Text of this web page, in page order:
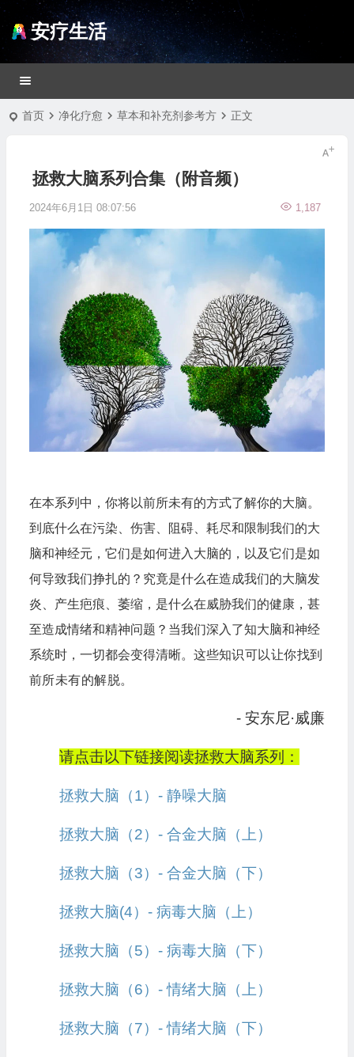
安疗生活
首页 净化疗愈 草本和补充剂参考方 正文
拯救大脑系列合集（附音频）
2024年6月1日 08:07:56 1,187
在本系列中，你将以前所未有的方式了解你的大脑。
到底什么在污染、伤害、阻碍、耗尽和限制我们的大
脑和神经元，它们是如何进入大脑的，以及它们是如
何导致我们挣扎的？究竟是什么在造成我们的大脑发
炎、产生疤痕、萎缩，是什么在威胁我们的健康，甚
至造成情绪和精神问题？当我们深入了知大脑和神经
系统时，一切都会变得清晰。这些知识可以让你找到
前所未有的解脱。
- 安东尼·威廉
请点击以下链接阅读拯救大脑系列：
拯救大脑（1）- 静噪大脑
拯救大脑（2）- 合金大脑（上）
拯救大脑（3）- 合金大脑（下）
拯救大脑(4）- 病毒大脑（上）
拯救大脑（5）- 病毒大脑（下）
拯救大脑（6）- 情绪大脑（上）
拯救大脑（7）- 情绪大脑（下）